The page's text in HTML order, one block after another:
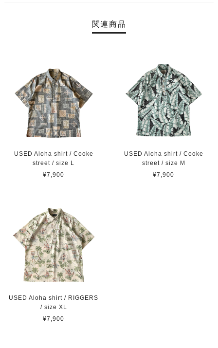
関連商品
USED Aloha shirt / Cooke
street / size L
¥7,900
USED Aloha shirt / Cooke
street / size M
¥7,900
USED Aloha shirt / RIGGERS
/ size XL
¥7,900